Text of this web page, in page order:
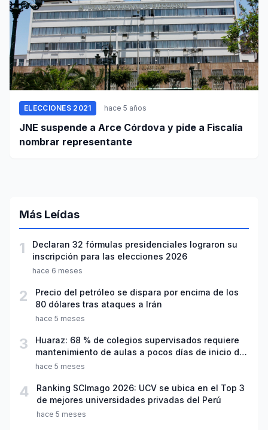
ELECCIONES 2021 hace 5 años
JNE suspende a Arce Córdova y pide a Fiscalía
nombrar representante
Más Leídas
1
Declaran 32 fórmulas presidenciales lograron su
inscripción para las elecciones 2026
hace 6 meses
2
Precio del petróleo se dispara por encima de los
80 dólares tras ataques a Irán
hace 5 meses
3
Huaraz: 68 % de colegios supervisados requiere
mantenimiento de aulas a pocos días de inicio del
año escolar 2026
hace 5 meses
4
Ranking SCImago 2026: UCV se ubica en el Top 3
de mejores universidades privadas del Perú
hace 5 meses